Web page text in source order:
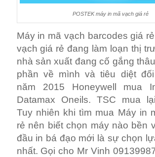
POSTEK máy in mã vạch giá rẻ
Máy in mã vạch barcodes giá
vạch giá rẻ đang làm loạn thị
nhà sản xuất đang cố gắng
phần về mình và tiêu diệt
năm 2015 Honeywell mua
Datamax Oneils. TSC mua
Tuy nhiên khi tìm mua Máy in
rẻ nên biết chọn máy nào bền
đầu in bá đạo mới là sự chọn
nhất. Gọi cho Mr Vinh